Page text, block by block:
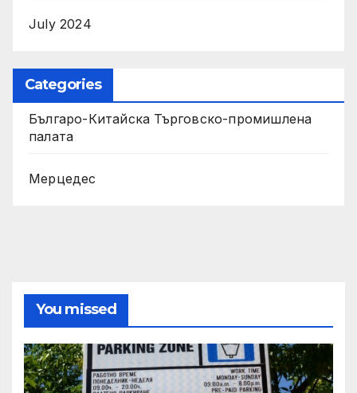
July 2024
Categories
Българо-Китайска Търговско-промишлена
палaта
Мерцедес
You missed